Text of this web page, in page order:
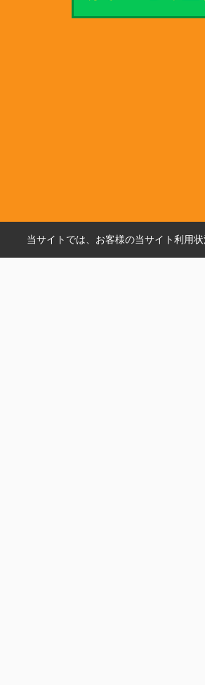
当サイトでは、お客様の当サイト利用